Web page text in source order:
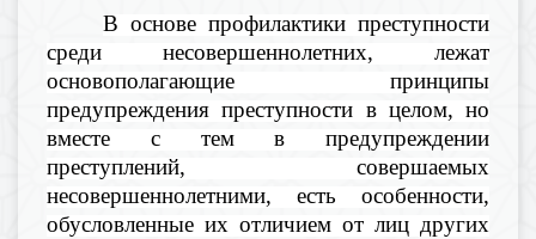
В основе профилактики преступности
среди несовершеннолетних, лежат
основополагающие принципы
предупреждения преступности в целом, но
вместе с тем в предупреждении
преступлений, совершаемых
несовершеннолетними, есть особенности,
обусловленные их отличием от лиц других